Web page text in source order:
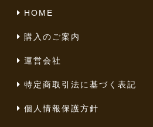
HOME
購入のご案内
運営会社
特定商取引法に基づく表記
個人情報保護方針